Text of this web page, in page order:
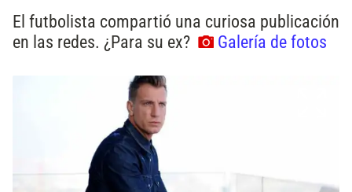
El futbolista compartió una curiosa publicación
en las redes. ¿Para su ex?
Galería de fotos